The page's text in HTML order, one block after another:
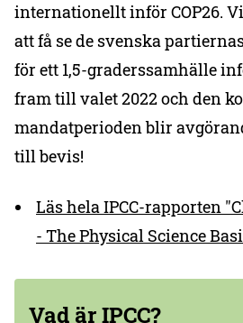
internationellt inför COP26.
att få se de svenska
för ett 1,5-graderssamhälle
fram till valet 2022 och den
mandatperioden blir
till bevis!
Läs hela IPCC-rapporten
- The Physical Science
Vad är IPCC?